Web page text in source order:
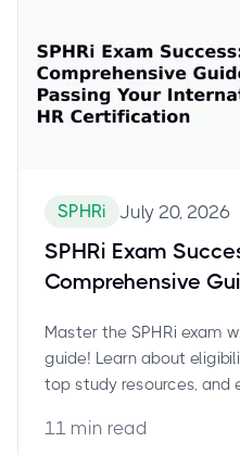
SPHRi July 20, 2026
SPHRi Exam
Comprehensive
Master the SPHRi exam
guide! Learn about
top study resources, and
International certification.
11 min read